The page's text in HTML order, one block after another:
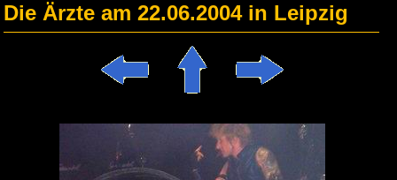
Die Ärzte am 22.06.2004 in Leipzig